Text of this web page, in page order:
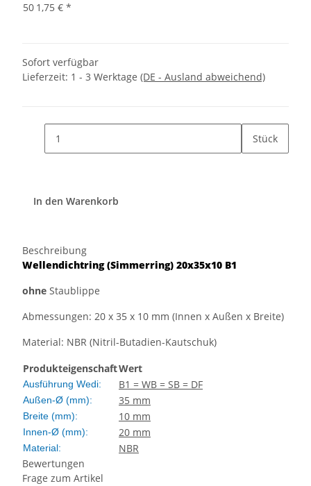
50 1,75 € *
Sofort verfügbar
Lieferzeit: 1 - 3 Werktage (DE - Ausland abweichend)
Stück
In den Warenkorb
Beschreibung
Wellendichtring(Simmerring) 20x35x10 B1
ohne Staublippe
Abmessungen: 20 x 35 x 10 mm (Innen x Außen x Breite)
Material: NBR (Nitril-Butadien-Kautschuk)
ProdukteigenschaftWert
Ausführung Wedi: B1 = WB = SB = DF
Außen-Ø (mm): 35 mm
Breite (mm): 10 mm
Innen-Ø (mm): 20 mm
Material:
NBR
Bewertungen
Frage zum Artikel